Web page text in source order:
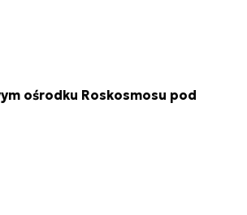
ośrodku Roskosmosu pod